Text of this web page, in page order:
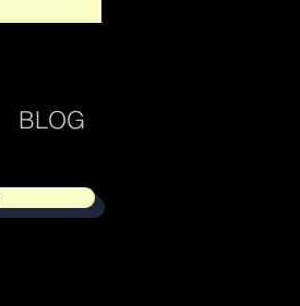
BLOG